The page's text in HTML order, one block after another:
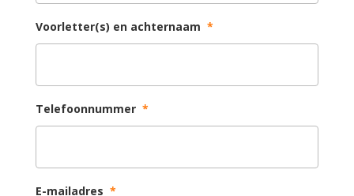
Voorletter(s) en achternaam *
Telefoonnummer *
E-mailadres *